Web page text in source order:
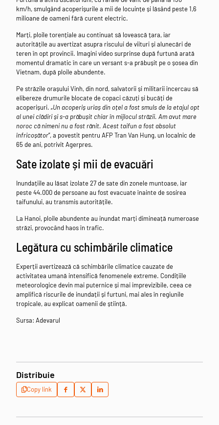
km/h, smulgând acoperișurile a mii de locuințe și lăsând peste 1,6
milioane de oameni fără curent electric.
Marți, ploile torențiale au continuat să lovească țara, iar
autoritățile au avertizat asupra riscului de viituri și alunecări de
teren în opt provincii. Imagini video surprinse după furtună arată
momentul dramatic în care un versant s-a prăbușit pe o șosea din
Vietnam, după ploile abundente.
Pe străzile orașului Vinh, din nord, salvatorii și militarii încercau să
elibereze drumurile blocate de copaci căzuți și bucăți de
acoperișuri. „Un acoperiș uriaș din oțel a fost smuls de la etajul opt
al unei clădiri și s-a prăbușit chiar în mijlocul străzii. Am avut mare
noroc că nimeni nu a fost rănit. Acest taifun a fost absolut
înfricoșător”, a povestit pentru AFP Tran Van Hung, un localnic de
65 de ani, potrivit Agerpres.
Sate izolate și mii de evacuări
Inundațiile au lăsat izolate 27 de sate din zonele muntoase, iar
peste 44.000 de persoane au fost evacuate înainte de sosirea
taifunului, au transmis autoritățile.
La Hanoi, ploile abundente au inundat marți dimineață numeroase
străzi, provocând haos în trafic.
Legătura cu schimbările climatice
Experții avertizează că schimbările climatice cauzate de
activitatea umană intensifică fenomenele extreme. Condițiile
meteorologice devin mai puternice și mai imprevizibile, ceea ce
amplifică riscurile de inundații și furtuni, mai ales în regiunile
tropicale, au explicat oamenii de știință.
Sursa: Adevarul
Distribuie
Copy link